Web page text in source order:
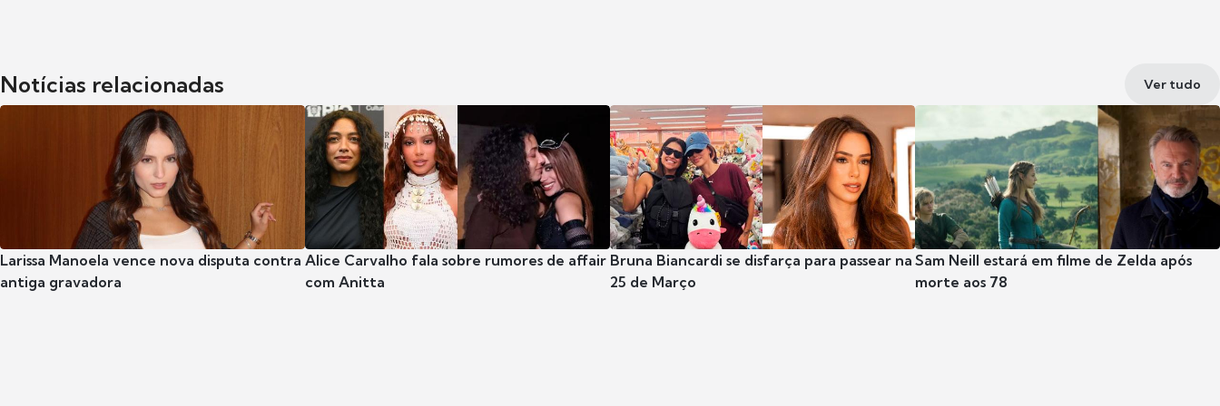
Notícias relacionadas Ver tudo
Larissa Manoela vence nova disputa contra
antiga gravadora
Alice Carvalho fala sobre rumores de affair
com Anitta
Bruna Biancardi se disfarça para passear na
25 de Março
Sam Neill estará em filme de Zelda após
morte aos 78